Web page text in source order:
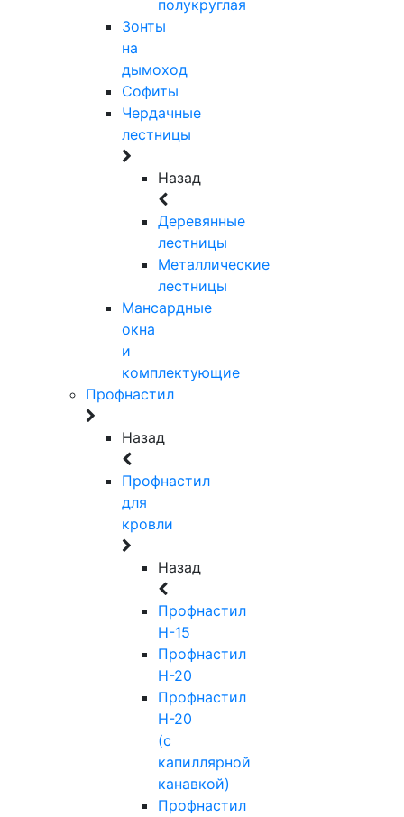
полукруглая
Зонты
на
дымоход
Софиты
Чердачные
лестницы
Назад
Деревянные
лестницы
Металлические
лестницы
Мансардные
окна
и
комплектующие
Профнастил
Назад
Профнастил
для
кровли
Назад
Профнастил
Н-15
Профнастил
Н-20
Профнастил
Н-20
(с
капиллярной
канавкой)
Профнастил